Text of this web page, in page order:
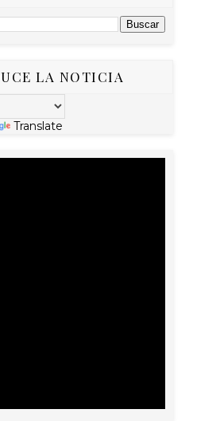
LA NOTICIA
Translate